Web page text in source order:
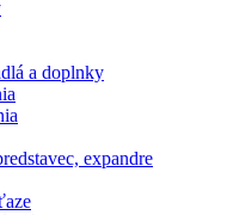
a doplnky
expandre